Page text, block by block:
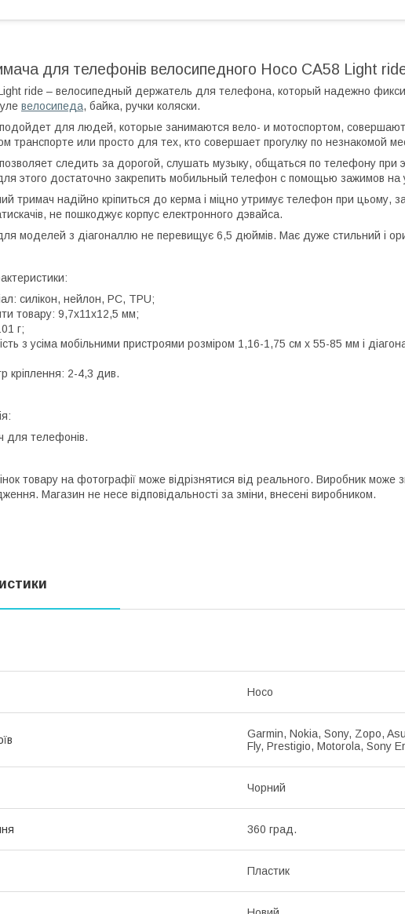
для телефонів велосипедного Hoco CA58 Light
ride – велосипедный держатель для телефона, который надежно
велосипеда, байка, ручки коляски.
для людей, которые занимаются вело- и мотоспортом,
транспорте или просто для тех, кто совершает прогулку по незнакомой
следить за дорогой, слушать музыку, общаться по телефону при
этого достаточно закрепить мобильный телефон с помощью зажимов на
тримач надійно кріпиться до керма і міцно утримує телефон при цьому,
не пошкоджує корпус електронного дэвайса.
моделей з діагоналлю не перевищує 6,5 дюймів. Має дуже стильний і
силікон, нейлон, РС, TPU;
товару: 9,7х11х12,5 мм;
г;
з усіма мобільними пристроями розміром 1,16-1,75 см х 55-85 мм і
кріплення: 2-4,3 див.
для телефонів.
товару на фотографії може відрізнятися від реального. Виробник може
Магазин не несе відповідальності за зміни, внесені виробником.
Hoco
Garmin, Nokia, Sony, Zopo,
Fly, Prestigio, Motorola, Sony
Чорний
360 град.
Пластик